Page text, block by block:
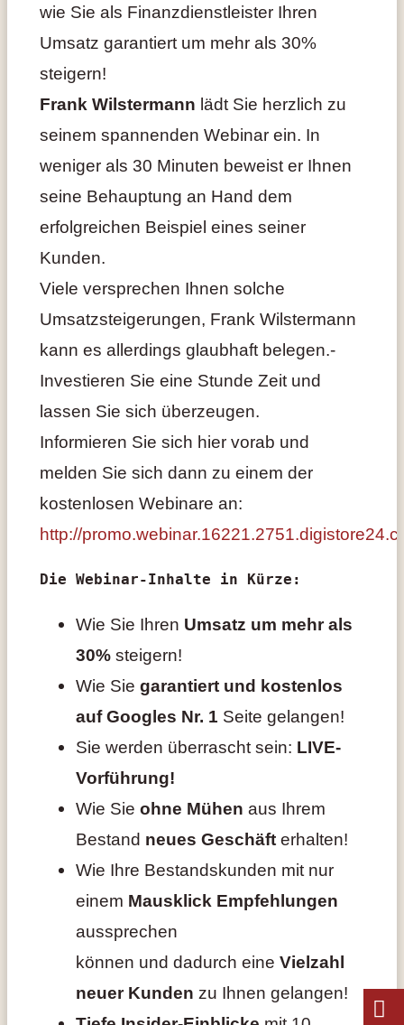
wie Sie als Finanzdienstleister Ihren
Umsatz garantiert um mehr als 30%
steigern!
Frank Wilstermann lädt Sie herzlich zu
seinem spannenden Webinar ein. In
weniger als 30 Minuten beweist er Ihnen
seine Behauptung an Hand dem
erfolgreichen Beispiel eines seiner
Kunden.
Viele versprechen Ihnen solche
Umsatzsteigerungen, Frank Wilstermann
kann es allerdings glaubhaft belegen.-
Investieren Sie eine Stunde Zeit und
lassen Sie sich überzeugen.
Informieren Sie sich hier vorab und
melden Sie sich dann zu einem der
kostenlosen Webinare an:
http://
Die Webinar-Inhalte in Kürze:
Wie Sie Ihren Umsatz um mehr als
30%steigern!
Wie Sie garantiert und kostenlos
auf Googles Nr. 1 Seite gelangen!
Sie werden überrascht sein: LIVE-
Vorführung!
Wie Sie ohne Mühen aus Ihrem
Bestand neues Geschäfterhalten!
Wie Ihre Bestandskunden mit nur
einem Mausklick Empfehlungen
aussprechen
können und dadurch eine Vielzahl
neuer Kunden zu Ihnen gelangen!